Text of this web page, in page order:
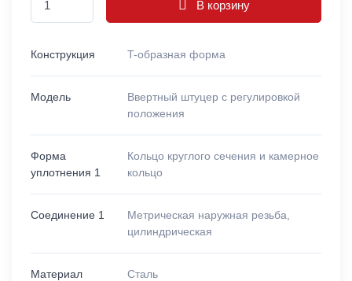
В корзину
Конструкция T-образная форма
Модель
Ввертный штуцер с регулировкой
положения
Форма
уплотнения 1
Кольцо круглого сечения и камерное
кольцо
Соединение 1
Метрическая наружная резьба,
цилиндрическая
Материал Сталь